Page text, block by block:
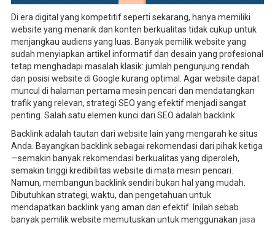
Di era digital yang kompetitif seperti sekarang, hanya memiliki
website yang menarik dan konten berkualitas tidak cukup untuk
menjangkau audiens yang luas. Banyak pemilik website yang
sudah menyiapkan artikel informatif dan desain yang profesional
tetap menghadapi masalah klasik: jumlah pengunjung rendah
dan posisi website di Google kurang optimal. Agar website dapat
muncul di halaman pertama mesin pencari dan mendatangkan
trafik yang relevan, strategi SEO yang efektif menjadi sangat
penting. Salah satu elemen kunci dari SEO adalah backlink.
Backlink adalah tautan dari website lain yang mengarah ke situs
Anda. Bayangkan backlink sebagai rekomendasi dari pihak ketiga
—semakin banyak rekomendasi berkualitas yang diperoleh,
semakin tinggi kredibilitas website di mata mesin pencari.
Namun, membangun backlink sendiri bukan hal yang mudah.
Dibutuhkan strategi, waktu, dan pengetahuan untuk
mendapatkan backlink yang aman dan efektif. Inilah sebab
banyak pemilik website memutuskan untuk menggunakan jasa